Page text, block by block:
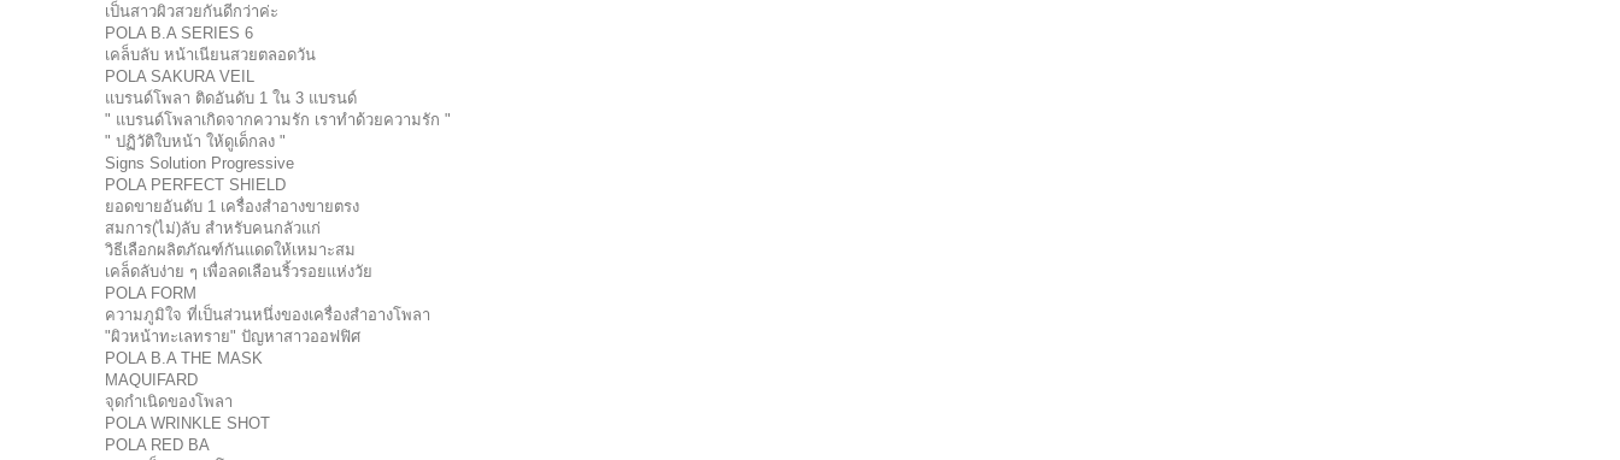
เป็นสาวผิวสวยกันดีกว่าค่ะ
POLA B.A SERIES 6
เคล็บลับ หน้าเนียนสวยตลอดวัน
POLA SAKURA VEIL
แบรนด์โพลา ติดอันดับ 1 ใน 3 แบรนด์
" แบรนด์โพลาเกิดจากความรัก เราทำด้วยความรัก "
" ปฏิวัติใบหน้า ให้ดูเด็กลง "
Signs Solution Progressive
POLA PERFECT SHIELD
ยอดขายอันดับ 1 เครื่องสำอางขายตรง
สมการ(ไม่)ลับ สำหรับคนกลัวแก่
วิธีเลือกผลิตภัณฑ์กันแดดให้เหมาะสม
เคล็ดลับง่าย ๆ เพื่อลดเลือนริ้วรอยแห่งวัย
POLA FORM
ความภูมิใจ ที่เป็นส่วนหนึ่งของเครื่องสำอางโพลา
"ผิวหน้าทะเลทราย" ปัญหาสาวออฟฟิศ
POLA B.A THE MASK
MAQUIFARD
จุดกำเนิดของโพลา
POLA WRINKLE SHOT
POLA RED BA